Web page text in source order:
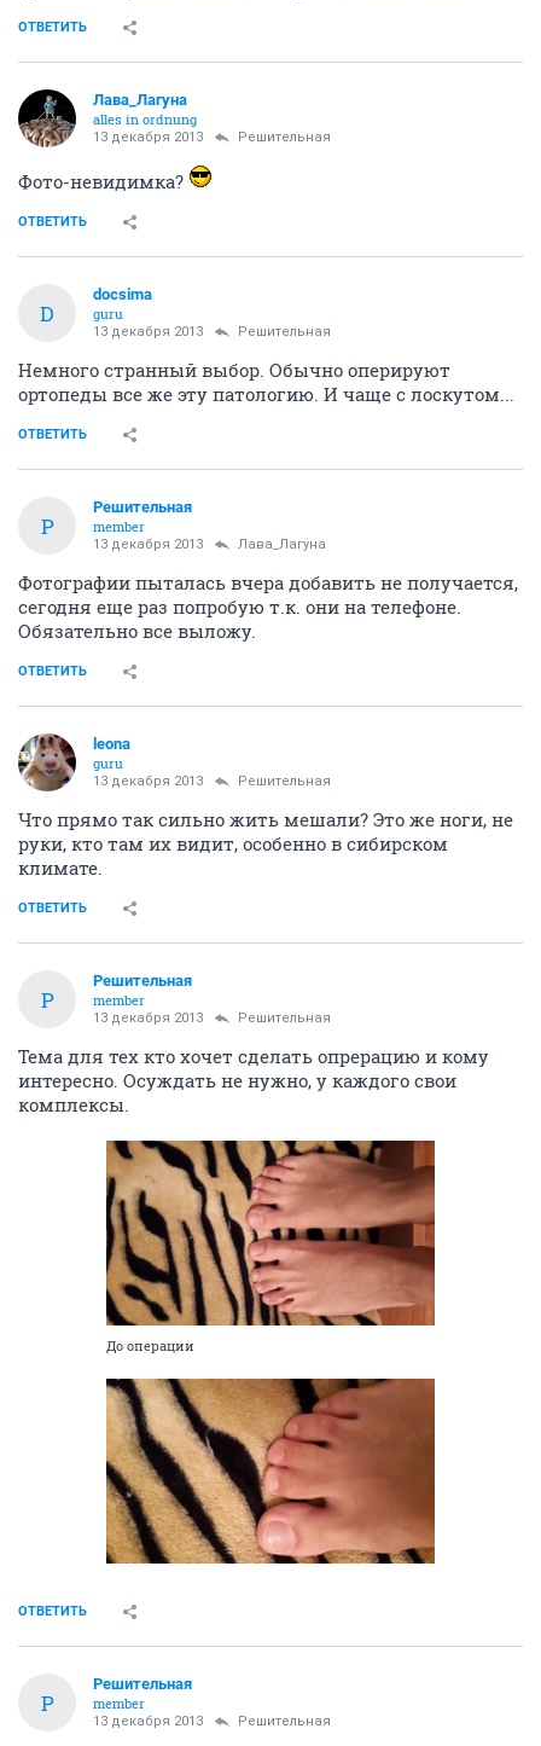
ОТВЕТИТЬ
Лава_Лагуна
alles in ordnung
13 декабря 2013 Решительная
Фото-невидимка?
ОТВЕТИТЬ
D
docsima
guru
13 декабря 2013 Решительная
Немного странный выбор. Обычно оперируют
ортопеды все же эту патологию. И чаще с лоскутом...
ОТВЕТИТЬ
Р
Решительная
member
13 декабря 2013 Лава_Лагуна
Фотографии пыталась вчера добавить не получается,
сегодня еще раз попробую т.к. они на телефоне.
Обязательно все выложу.
ОТВЕТИТЬ
leona
guru
13 декабря 2013 Решительная
Что прямо так сильно жить мешали? Это же ноги, не
руки, кто там их видит, особенно в сибирском
климате.
ОТВЕТИТЬ
Р
Решительная
member
13 декабря 2013 Решительная
Тема для тех кто хочет сделать опрерацию и кому
интересно. Осуждать не нужно, у каждого свои
комплексы.
До операции
ОТВЕТИТЬ
Р
Решительная
member
13 декабря 2013 Решительная